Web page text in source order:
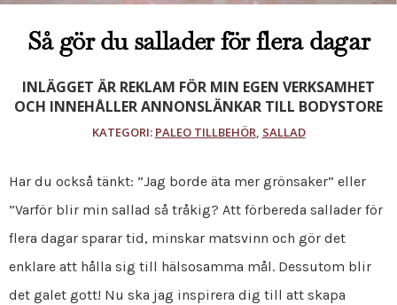
Så gör du sallader för flera dagar
INLÄGGET ÄR REKLAM FÖR MIN EGEN VERKSAMHET
OCH INNEHÅLLER ANNONSLÄNKAR TILL BODYSTORE
KATEGORI: PALEO TILLBEHÖR, SALLAD
Har du också tänkt: ”Jag borde äta mer grönsaker” eller
”Varför blir min sallad så tråkig? Att förbereda sallader för
flera dagar sparar tid, minskar matsvinn och gör det
enklare att hålla sig till hälsosamma mål. Dessutom blir
det galet gott! Nu ska jag inspirera dig till att skapa